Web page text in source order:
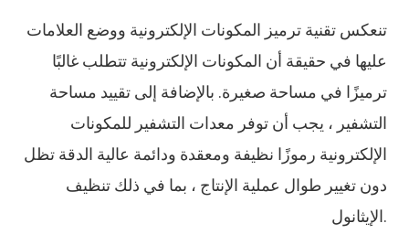
تنعكس تقنية ترميز المكونات الإلكترونية ووضع العلامات
عليها في حقيقة أن المكونات الإلكترونية تتطلب غالبًا
ترميزًا في مساحة صغيرة. بالإضافة إلى تقييد مساحة
التشفير ، يجب أن توفر معدات التشفير للمكونات
الإلكترونية رموزًا نظيفة ومعقدة ودائمة عالية الدقة تظل
دون تغيير طوال عملية الإنتاج ، بما في ذلك تنظيف
الإيثانول.